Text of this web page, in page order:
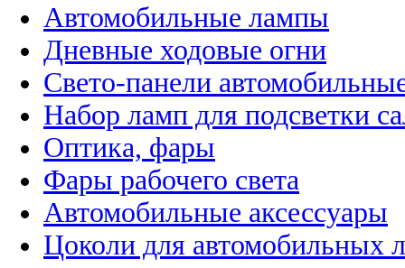
Автомобильные лампы
Дневные ходовые огни
Свето-панели
Набор ламп для подсветки
Оптика, фары
Фары рабочего света
Автомобильные аксессуары
Цоколи для автомобильных